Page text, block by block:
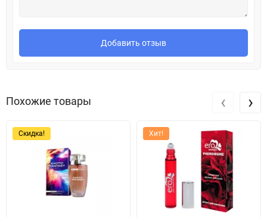
Добавить отзыв
Похожие товары
Скидка! Хит!
‹ ›